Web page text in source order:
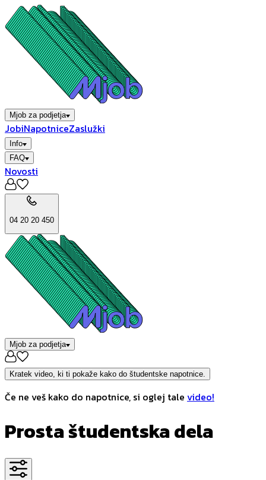
Mjob za podjetja
JobiNapotniceZaslužki
Info
FAQ
Novosti
04 20 20 450
Mjob za podjetja
Kratek video, ki ti pokaže kako do študentske napotnice.
Če ne veš kako do napotnice, si oglej tale video!
Prosta študentska dela